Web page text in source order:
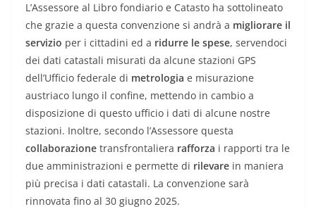
L’Assessore al Libro fondiario e Catasto ha sottolineato
che grazie a questa convenzione si andrà a migliorare il
servizio per i cittadini ed a ridurre le spese, servendoci
dei dati catastali misurati da alcune stazioni GPS
dell’Ufficio federale di metrologia e misurazione
austriaco lungo il confine, mettendo in cambio a
disposizione di questo ufficio i dati di alcune nostre
stazioni. Inoltre, secondo l’Assessore questa
collaborazione transfrontaliera rafforza i rapporti tra le
due amministrazioni e permette di rilevare in maniera
più precisa i dati catastali. La convenzione sarà
rinnovata fino al 30 giugno 2025.